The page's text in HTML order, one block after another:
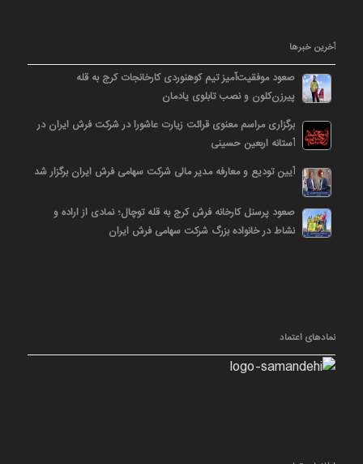
آخرین خبرها
صعود موفقیت‌آمیز تیم کوهنوردی کارخانجات کرج به قله
پیرزن‌کلون و نصب تابلوی یادمان
برگزاری مراسم معنوی قرائت زیارت عاشورا در شرکت فرش ایران در
آستانه اربعین حسینی
آیین تودیع و معارفه مدیر مالی شرکت سهامی فرش ایران برگزار شد
صعود پرسنل کارخانه فرش کرج به قله توچال؛ نمادی از اراده و
نشاط در خانواده بزرگ شرکت سهامی فرش ایران
نمادهای اعتماد